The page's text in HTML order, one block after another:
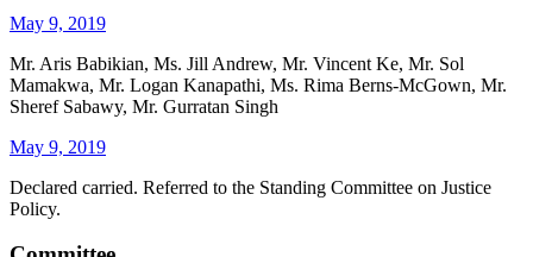
May 9, 2019
Mr. Aris Babikian, Ms. Jill Andrew, Mr. Vincent Ke, Mr. Sol
Mamakwa, Mr. Logan Kanapathi, Ms. Rima Berns-McGown, Mr.
Sheref Sabawy, Mr. Gurratan Singh
May 9, 2019
Declared carried. Referred to the Standing Committee on Justice
Policy.